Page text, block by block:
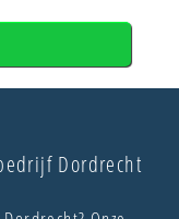
Dordrecht